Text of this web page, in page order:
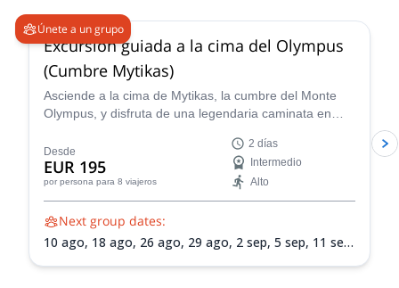
Únete a un grupo
Excursión guiada a la cima del Olympus
(Cumbre Mytikas)
Asciende a la cima de Mytikas, la cumbre del Monte
Olympus, y disfruta de una legendaria caminata en
Desde
EUR 195
por persona para 8 viajeros
2 días
Intermedio
Alto
Next group dates:
10 ago, 18 ago, 26 ago, 29 ago, 2 sep, 5 sep, 11 sep,